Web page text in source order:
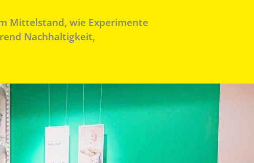
Mittelstand, wie Experimente
Nachhaltigkeit,